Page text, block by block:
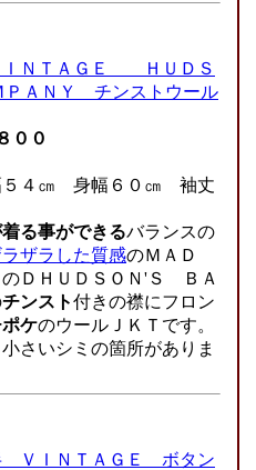
ＩＮＴＡＧＥ ＨＵＤＳ
ＡＮＹ チンストウール
００
４㎝ 身幅６０㎝ 袖丈
る事ができるバランスの
ザラした質感のＭＡＤ
ＤＨＵＤＳＯＮ'Ｓ ＢＡ
チンスト付きの襟にフロン
ケのウールＪＫＴです。
さいシミの箇所がありま
ＶＩＮＴＡＧＥ ボタン